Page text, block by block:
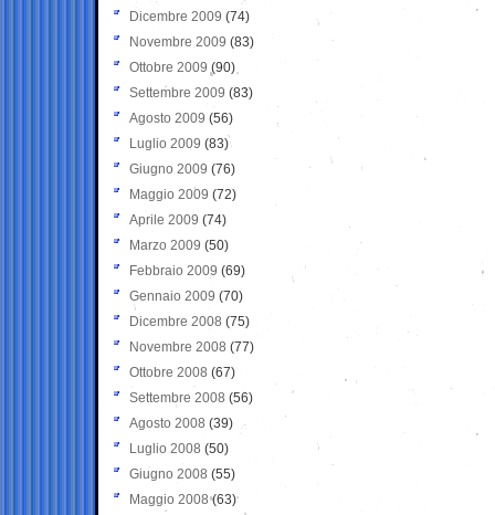
Dicembre 2009 (74)
Novembre 2009 (83)
Ottobre 2009 (90)
Settembre 2009 (83)
Agosto 2009 (56)
Luglio 2009 (83)
Giugno 2009 (76)
Maggio 2009 (72)
Aprile 2009 (74)
Marzo 2009 (50)
Febbraio 2009 (69)
Gennaio 2009 (70)
Dicembre 2008 (75)
Novembre 2008 (77)
Ottobre 2008 (67)
Settembre 2008 (56)
Agosto 2008 (39)
Luglio 2008 (50)
Giugno 2008 (55)
Maggio 2008(63)